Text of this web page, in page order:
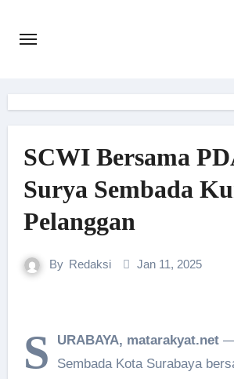
SCWI Bersama
Surya Sembada
Pelanggan
By Redaksi Jan 11, 2025
S URABAYA, matarakyat.net—
Sembada Kota Surabaya